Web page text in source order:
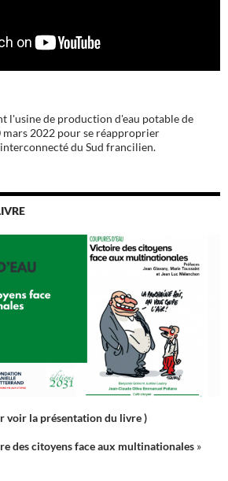
l'usine de production d'eau potable de
mars 2022 pour se réapproprier
du Sud francilien.
voir la présentation du livre )
des citoyens face aux multinationales »